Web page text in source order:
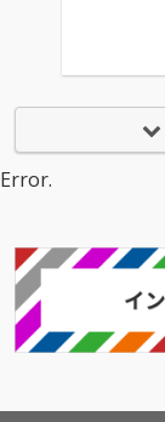
Error.